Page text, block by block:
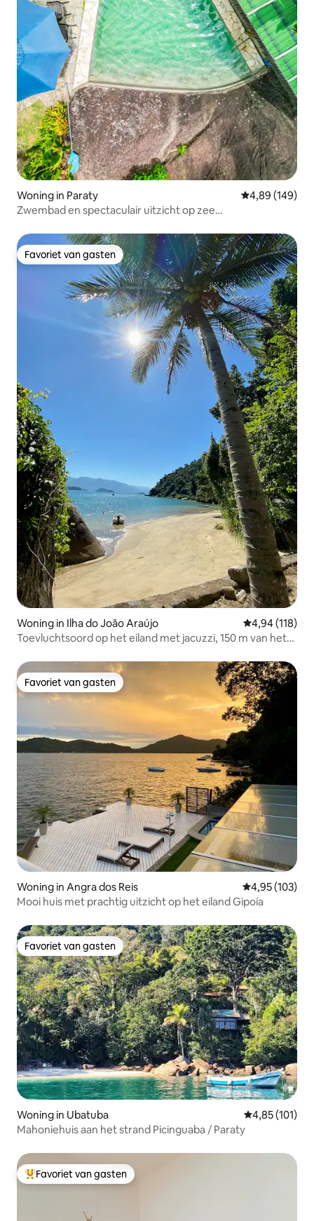
Woning in Paraty Gemiddelde
4,89 (149)
Zwembad en spectaculair uitzicht op zee
Favoriet van gasten
Favoriet van gasten
Woning in Ilha do João Araújo Gemiddelde
4,94 (118)
Toevluchtsoord op het eiland met jacuzzi, 150 m van het
Favoriet van gasten
Favoriet van gasten
Woning in Angra dos Reis Gemiddelde
4,95 (103)
Mooi huis met prachtig uitzicht op het eiland Gipoía
Favoriet van gasten
Favoriet van gasten
Woning in Ubatuba Gemiddelde
4,85 (101)
Mahoniehuis aan het strand Picinguaba / Paraty
Topfavoriet van gasten
Favoriet van gasten